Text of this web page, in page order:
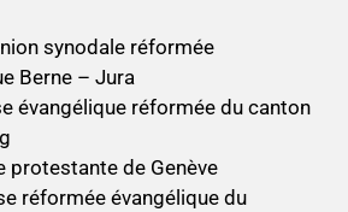
synodale réformée
Berne – Jura
évangélique réformée du canton
protestante de Genève
réformée évangélique du